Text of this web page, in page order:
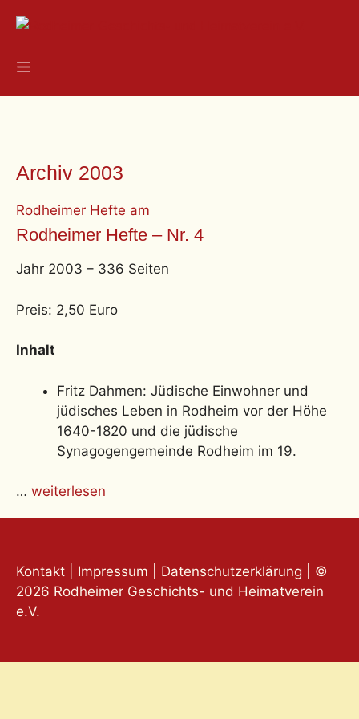
Inhalt
Menü
Archiv 2003
Rodheimer Hefte am
Rodheimer Hefte – Nr. 4
Jahr 2003 – 336 Seiten
Preis: 2,50 Euro
Inhalt
Fritz Dahmen: Jüdische Einwohner und
jüdisches Leben in Rodheim vor der Höhe
1640-1820 und die jüdische
Synagogengemeinde Rodheim im 19.
… weiterlesen
Kontakt Impressum Datenschutzerklärung | ©
2026 Rodheimer Geschichts- und Heimatverein
e.V.